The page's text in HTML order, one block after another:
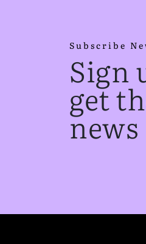
Subscribe
Sign
get
news